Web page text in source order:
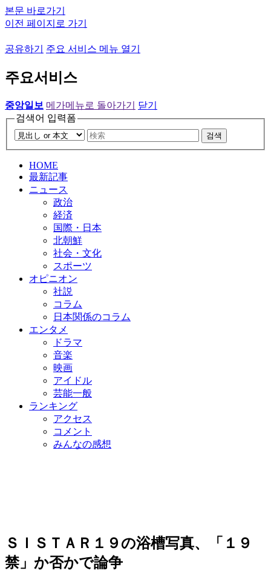
본문 바로가기
이전 페이지로 가기
공유하기 주요 서비스 메뉴 열기
주요서비스
중앙일보 메가메뉴로 돌아가기
닫기
검색어 입력폼
검색
HOME
最新記事
ニュース
政治
経済
国際・日本
北朝鮮
社会・文化
スポーツ
オピニオン
社説
コラム
日本関係のコラム
エンタメ
ドラマ
音楽
映画
アイドル
芸能一般
ランキング
アクセス
コメント
みんなの感想
ＳＩＳＴＡＲ１９の浴槽写真、「１９
禁」か否かで論争